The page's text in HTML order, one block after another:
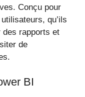
Conçu pour
qu’ils
des rapports et
de
BI